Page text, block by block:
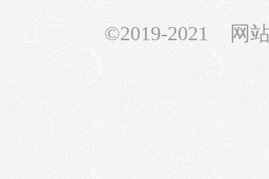
©2019-2021 网